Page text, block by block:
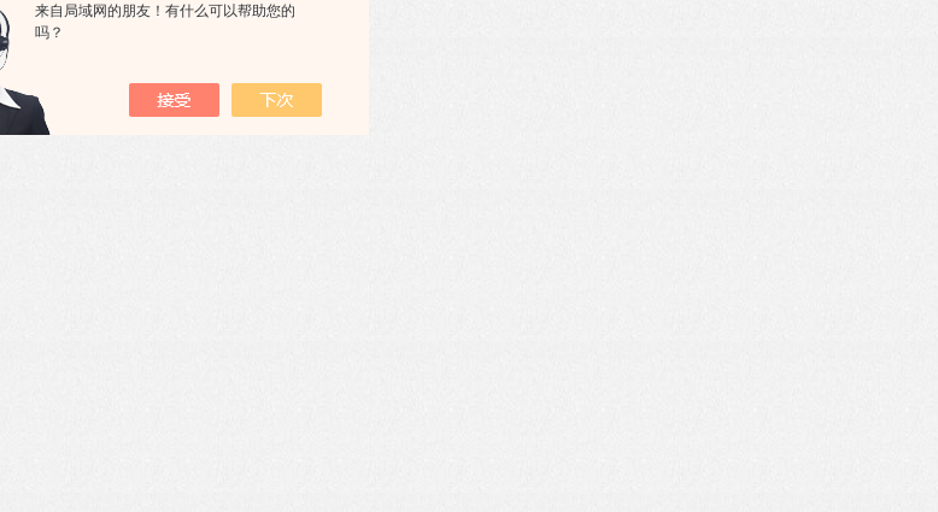
来自局域网的朋友！有什么可以帮助您的
吗？